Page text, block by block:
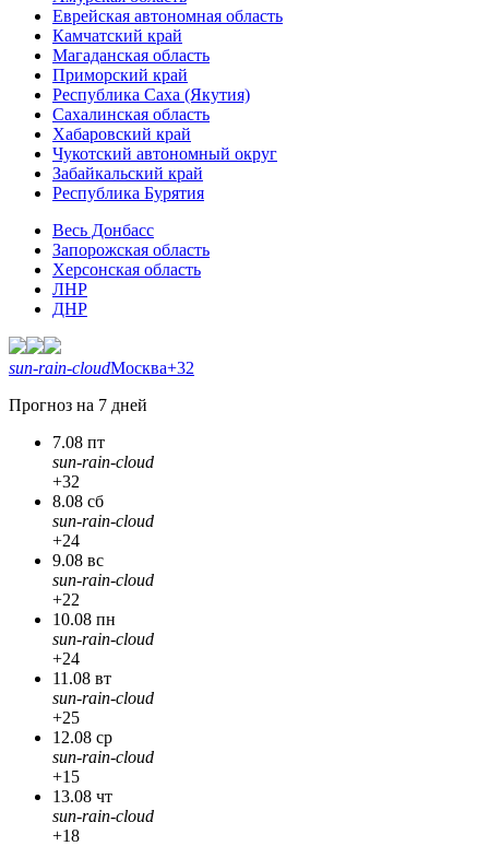
Еврейская автономная область
Камчатский край
Магаданская область
Приморский край
Республика Саха (Якутия)
Сахалинская область
Хабаровский край
Чукотский автономный округ
Забайкальский край
Республика Бурятия
Весь Донбасс
Запорожская область
Херсонская область
ЛНР
ДНР
sun-rain-cloudМосква+32
Прогноз на 7 дней
7.08 пт
sun-rain-cloud
+32
8.08 сб
sun-rain-cloud
+24
9.08 вс
sun-rain-cloud
+22
10.08 пн
sun-rain-cloud
+24
11.08 вт
sun-rain-cloud
+25
12.08 ср
sun-rain-cloud
+15
13.08 чт
sun-rain-cloud
+18